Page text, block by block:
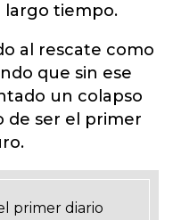
largo tiempo.
al rescate como
que sin ese
un colapso
de ser el primer
primer diario